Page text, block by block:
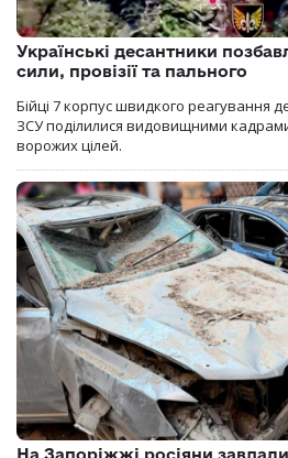
Українські десантники
сили, провізії та пального
Бійці 7 корпус швидкого реагування
ЗСУ поділилися видовищними
ворожих цілей.
На Запоріжжі росіяни